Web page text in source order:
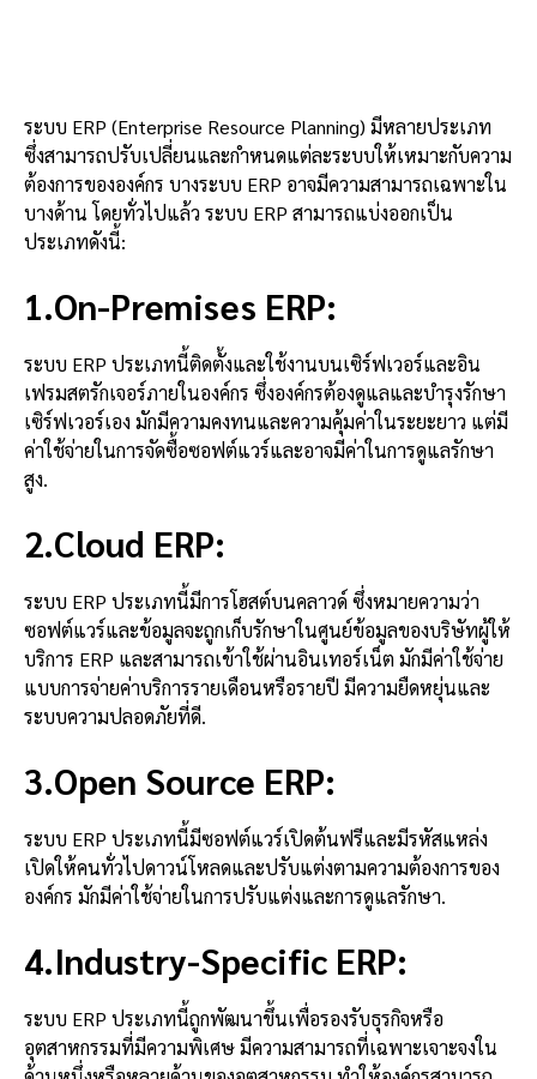
ระบบ ERP (Enterprise Resource Planning) มีหลายประเภท
ซึ่งสามารถปรับเปลี่ยนและกำหนดแต่ละระบบให้เหมาะกับความ
ต้องการขององค์กร บางระบบ ERP อาจมีความสามารถเฉพาะใน
บางด้าน โดยทั่วไปแล้ว ระบบ ERP สามารถแบ่งออกเป็น
ประเภทดังนี้:
1.On-Premises ERP:
ระบบ ERP ประเภทนี้ติดตั้งและใช้งานบนเซิร์ฟเวอร์และอิน
เฟรมสตรักเจอร์ภายในองค์กร ซึ่งองค์กรต้องดูแลและบำรุงรักษา
เซิร์ฟเวอร์เอง มักมีความคงทนและความคุ้มค่าในระยะยาว แต่มี
ค่าใช้จ่ายในการจัดซื้อซอฟต์แวร์และอาจมีค่าในการดูแลรักษา
สูง.
2.Cloud ERP:
ระบบ ERP ประเภทนี้มีการโฮสต์บนคลาวด์ ซึ่งหมายความว่า
ซอฟต์แวร์และข้อมูลจะถูกเก็บรักษาในศูนย์ข้อมูลของบริษัทผู้ให้
บริการ ERP และสามารถเข้าใช้ผ่านอินเทอร์เน็ต มักมีค่าใช้จ่าย
แบบการจ่ายค่าบริการรายเดือนหรือรายปี มีความยืดหยุ่นและ
ระบบความปลอดภัยที่ดี.
3.Open Source ERP:
ระบบ ERP ประเภทนี้มีซอฟต์แวร์เปิดต้นฟรีและมีรหัสแหล่ง
เปิดให้คนทั่วไปดาวน์โหลดและปรับแต่งตามความต้องการของ
องค์กร มักมีค่าใช้จ่ายในการปรับแต่งและการดูแลรักษา.
4.Industry-Specific ERP:
ระบบ ERP ประเภทนี้ถูกพัฒนาขึ้นเพื่อรองรับธุรกิจหรือ
อุตสาหกรรมที่มีความพิเศษ มีความสามารถที่เฉพาะเจาะจงใน